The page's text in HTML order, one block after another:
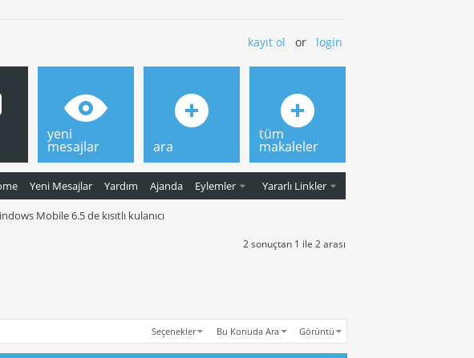
kayıt ol or login
Yeni Mesajlar Yardım Ajanda Eylemler Yararlı Linkler
yeni
mesajlar ara
tüm
makaleler
Mobile 6.5 de kısıtlı kulanıcı
2 sonuçtan 1 ile 2 arası
Seçenekler Bu Konuda Ara Görüntü